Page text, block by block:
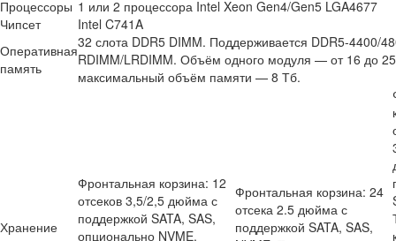
Процессоры 1 или 2 процессора Intel Xeon Gen4/Gen5 LGA4677
Чипсет
Intel C741A
Оперативная
память
32 слота DDR5 DIMM. Поддерживается DDR5-4400/
RDIMM/LRDIMM. Объём одного модуля — от 16 до
максимальный объём памяти — 8 Тб.
Хранение
Фронтальная корзина: 12
отсеков 3,5/2,5 дюйма с
поддержкой SATA, SAS,
опционально NVME.
Фронтальная корзина: 24
отсека 2.5 дюйма с
поддержкой SATA, SAS,